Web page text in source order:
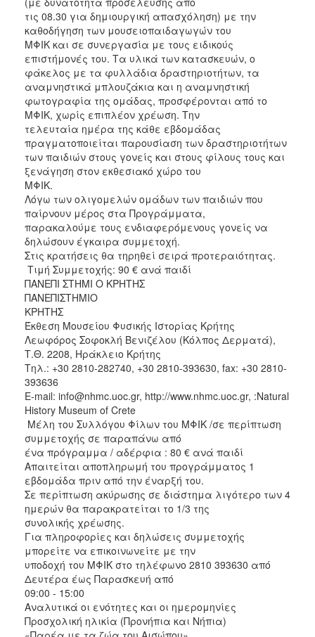
ΠΟΛΗτις 08.30 για δημιουργική απασχόληση) με την
καθοδήγηση των μουσειοπαιδαγωγών του
ΜΦΙΚ και σε συνεργασία με τους ειδικούς
επιστήμονές του. Τα υλικά των κατασκευών, ο
φάκελος με τα φυλλάδια δραστηριοτήτων, τα
αναμνηστικά μπλουζάκια και η αναμνηστική
φωτογραφία της ομάδας, προσφέρονται από το
ΜΦΙΚ, χωρίς επιπλέον χρέωση. Την
τελευταία ημέρα της κάθε εβδομάδας
πραγματοποιείται παρουσίαση των δραστηριοτήτων
των παιδιών στους γονείς και στους φίλους τους και
ξενάγηση στον εκθεσιακό χώρο του
ΜΦΙΚ.
Λόγω των ολιγομελών ομάδων των παιδιών που
παίρνουν μέρος στα Προγράμματα,
παρακαλούμε τους ενδιαφερόμενους γονείς να
δηλώσουν έγκαιρα συμμετοχή.
Στις κρατήσεις θα τηρηθεί σειρά προτεραιότητας.
Τιμή Συμμετοχής: 90 € ανά παιδί
ΠΑΝΕΠΙ ΣΤΗΜΙ Ο ΚΡΗΤΗΣ
ΠΑΝΕΠΙΣΤΗΜΙΟ
ΚΡΗΤΗΣ
Έκθεση Μουσείου Φυσικής Ιστορίας Κρήτης
Λεωφόρος Σοφοκλή Βενιζέλου (Κόλπος Δερματά),
Τ.Θ. 2208, Ηράκλειο Κρήτης
Τηλ.: +30 2810-282740, +30 2810-393630, fax: +30 2810-
393636
Ε-mail: info@nhmc.uoc.gr, http://www.nhmc.uoc.gr, :Natural
History Museum of Crete
Μέλη του Συλλόγου Φίλων του ΜΦΙΚ /σε περίπτωση
συμμετοχής σε παραπάνω από
ένα πρόγραμμα / αδέρφια : 80 € ανά παιδί
Απαιτείται αποπληρωμή του προγράμματος 1
εβδομάδα πριν από την έναρξή του.
Σε περίπτωση ακύρωσης σε διάστημα λιγότερο των 4
ημερών θα παρακρατείται το 1/3 της
συνολικής χρέωσης.
Για πληροφορίες και δηλώσεις συμμετοχής
μπορείτε να επικοινωνείτε με την
υποδοχή του ΜΦΙΚ στο τηλέφωνο 2810 393630 από
Δευτέρα έως Παρασκευή από
09:00 - 15:00
Αναλυτικά οι ενότητες και οι ημερομηνίες
Προσχολική ηλικία (Προνήπια και Νήπια)